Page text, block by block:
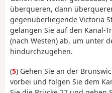
überqueren, dann
gegenüberliegende Victoria
gelangen Sie auf den Kanal-
(nach Westen) ab, um unter
hindurchzugehen.
(5) Gehen Sie an der
vorbei und folgen Sie dem